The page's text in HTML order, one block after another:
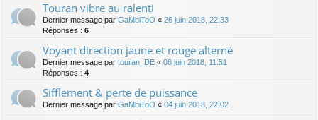
Touran vibre au ralenti
Dernier message par GaMbiToO « 26 juin 2018, 22:33
Réponses : 6
Voyant direction jaune et rouge alterné
Dernier message par touran_DE « 06 juin 2018, 11:51
Réponses : 4
Sifflement & perte de puissance
Dernier message par GaMbiToO « 04 juin 2018, 22:02